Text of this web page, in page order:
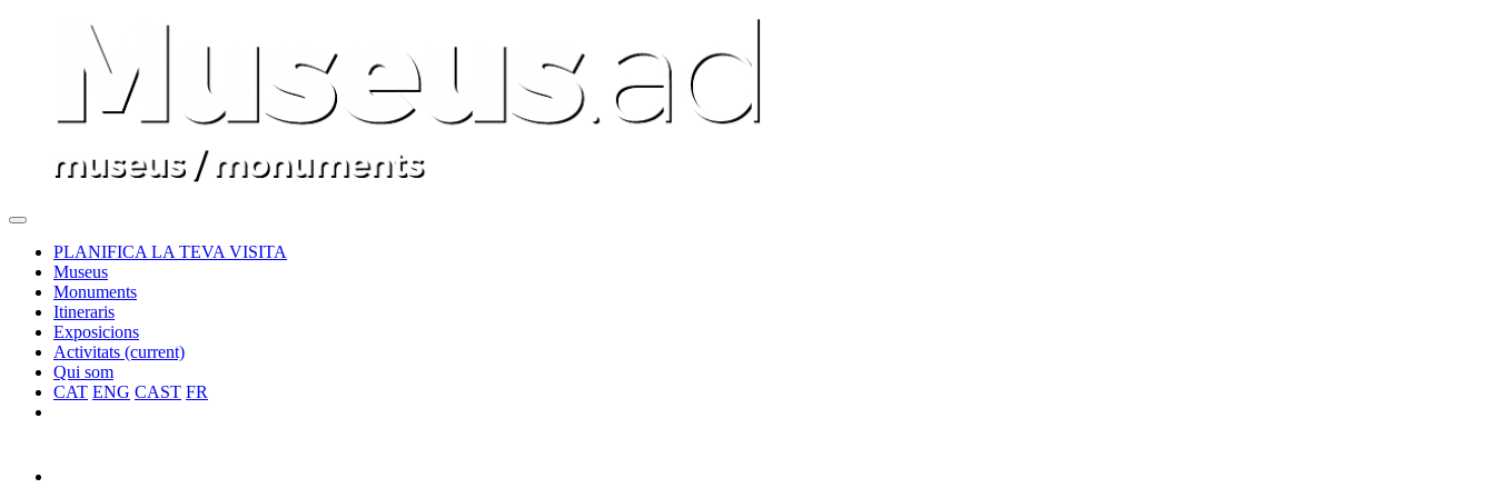
PLANIFICA LA TEVA VISITA
Museus
Monuments
Itineraris
Exposicions
Activitats (current)
Qui som
CAT ENG CAST FR